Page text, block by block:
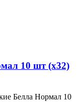
10 шт (х32)
Белла Нормал 10